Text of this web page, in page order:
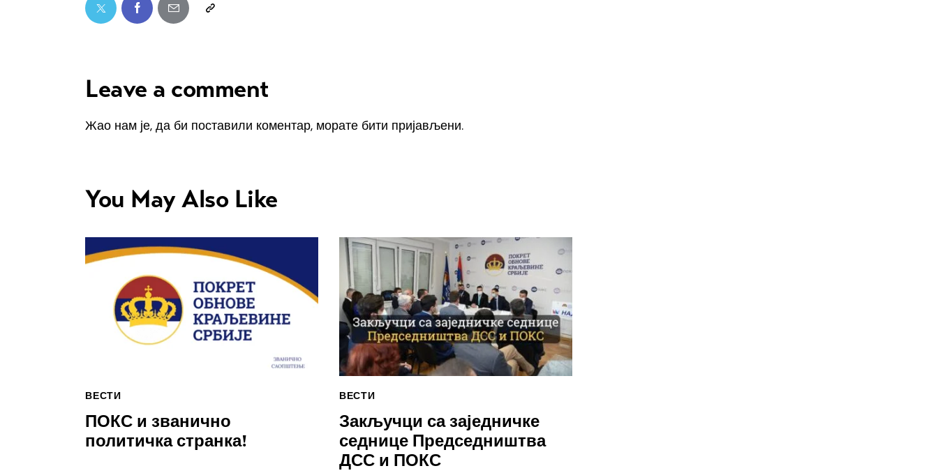
Leave a comment
Жао нам је, да би поставили коментар, морате бити пријављени.
You May Also Like
ВЕСТИ
ПОКС и званично
политичка странка!
ВЕСТИ
Закључци са заједничке
седнице Председништва
ДСС и ПОКС